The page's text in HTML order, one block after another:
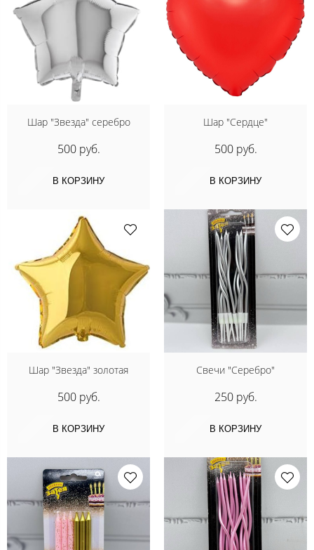
Шар "Звезда" серебро
500 руб.
В КОРЗИНУ
Шар "Сердце"
500 руб.
В КОРЗИНУ
Шар "Звезда" золотая
500 руб.
В КОРЗИНУ
Свечи "Серебро"
250 руб.
В КОРЗИНУ